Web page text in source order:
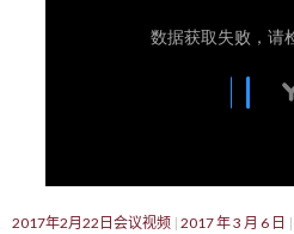
2017年2月22日会议视频 2017 年 3 月 6 日